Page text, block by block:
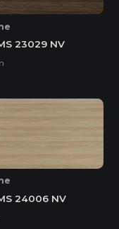
23029 NV
24006 NV